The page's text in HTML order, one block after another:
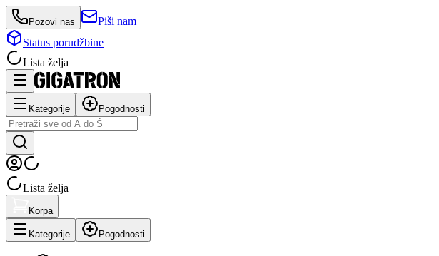
Pozovi nas
Piši nam
Status porudžbine
Lista želja
Kategorije Pogodnosti
Lista želja
Korpa
Kategorije Pogodnosti